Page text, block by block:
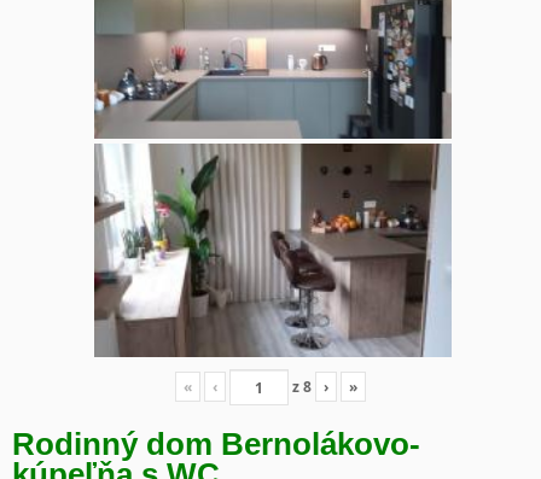
« ‹ z8 › »
Rodinný dom Bernolákovo-